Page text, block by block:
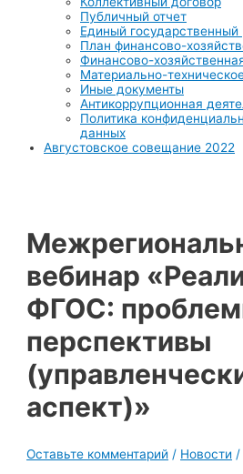
Публичный отчет
Единый
План финансово-
Финансово-
Материально-
Иные документы
Антикоррупционная
Политика
данных
Августовское совещание 2022
вебинар
ФГОС:
перспективы
аспект)»
Оставьте комментарий / Новости /